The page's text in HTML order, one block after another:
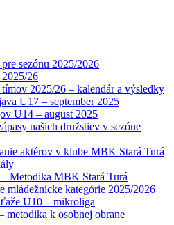
sezónu 2025/2026
26
tímov 2025/26 – kalendár a výsledky
U17 – september 2025
U14 – august 2025
našich družstiev v sezóne
aktérov v klube MBK Stará Turá
– Metodika MBK Stará Turá
mládežnícke kategórie 2025/2026
U10 – mikroliga
metodika k osobnej obrane